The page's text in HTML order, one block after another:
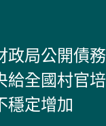
政局公開債務
給全國村官培
穩定增加